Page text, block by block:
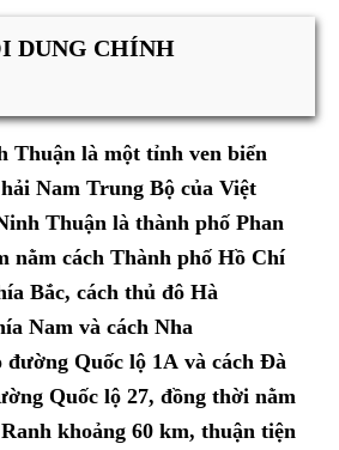
DUNG CHÍNH
Thuận là một tỉnh ven biển
Nam Trung Bộ của Việt
Thuận là thành phố Phan
nằm cách Thành phố Hồ Chí
Bắc, cách thủ đô Hà
Nam và cách Nha
đường Quốc lộ 1A và cách Đà
Quốc lộ 27, đồng thời nằm
khoảng 60 km, thuận tiện